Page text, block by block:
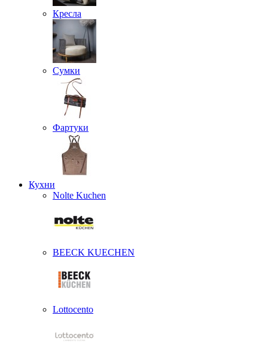
Кресла
Сумки
Фартуки
Кухни
Nolte Kuchen
BEECK KUECHEN
Lottocento